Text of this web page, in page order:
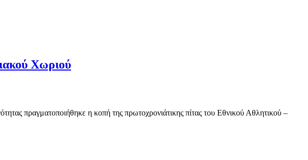
Χωριού
πραγματοποιήθηκε η κοπή της πρωτοχρονιάτικης πίτας του Εθνικού Αθλητικού –